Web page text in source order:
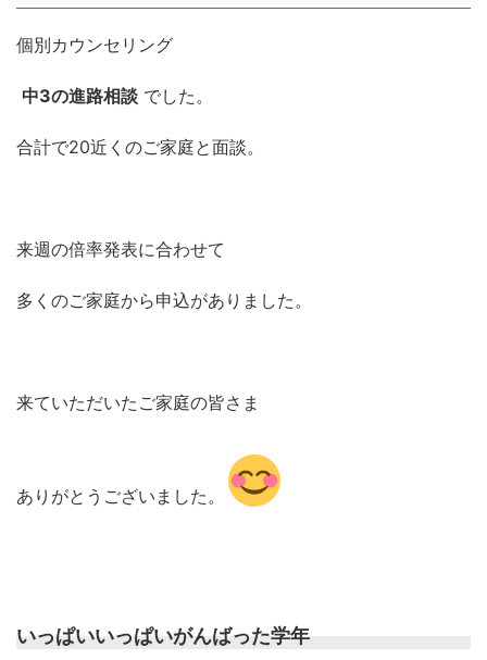
個別カウンセリング
中3の進路相談 でした。
合計で20近くのご家庭と面談。
来週の倍率発表に合わせて
多くのご家庭から申込がありました。
来ていただいたご家庭の皆さま
ありがとうございました。
いっぱいいっぱいがんばった学年